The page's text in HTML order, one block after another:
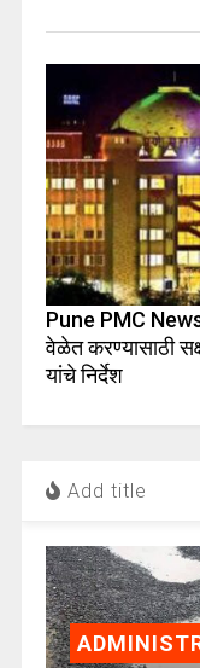
Pune PMC
वेळेत करण्यासाठी
यांचे निर्देश
Add title